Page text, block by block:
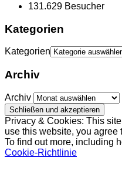
131.629 Besucher
Kategorien
Kategorien
Archiv
Archiv
Privacy & Cookies: This
use this website, you agree
To find out more, including
Cookie-Richtlinie